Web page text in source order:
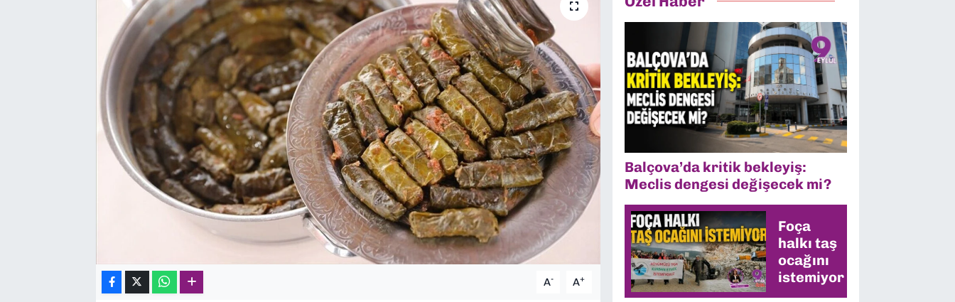
A- A+
Balçova’da kritik bekleyiş:
Meclis dengesi değişecek mi?
Foça
halkı taş
ocağını
istemiyor
YEREL YÖNETİMLER